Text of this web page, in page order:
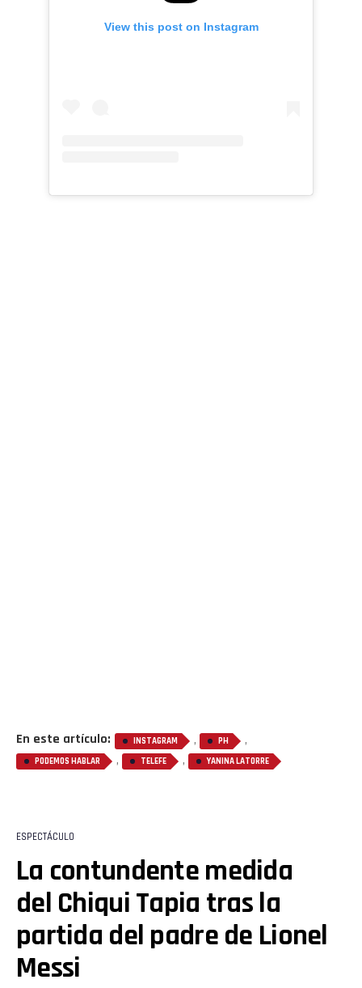
View this post on Instagram
En este artículo: INSTAGRAM , PH ,
PODEMOS HABLAR , TELEFE , YANINA LATORRE
ESPECTÁCULO
La contundente medida
del Chiqui Tapia tras la
partida del padre de Lionel
Messi